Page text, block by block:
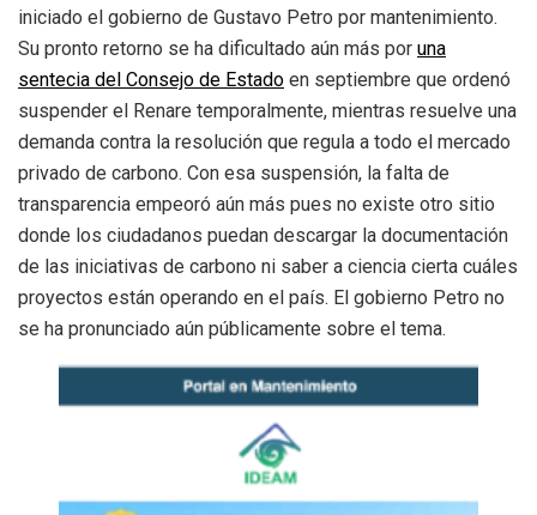
iniciado el gobierno de Gustavo Petro por mantenimiento.
Su pronto retorno se ha dificultado aún más por una
sentecia del Consejo de Estado en septiembre que ordenó
suspender el Renare temporalmente, mientras resuelve una
demanda contra la resolución que regula a todo el mercado
privado de carbono. Con esa suspensión, la falta de
transparencia empeoró aún más pues no existe otro sitio
donde los ciudadanos puedan descargar la documentación
de las iniciativas de carbono ni saber a ciencia cierta cuáles
proyectos están operando en el país. El gobierno Petro no
se ha pronunciado aún públicamente sobre el tema.